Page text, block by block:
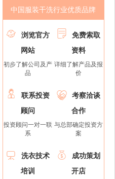
中国服装干洗行业优质品牌

浏览官方
网站
初步了解公司及产
品

免费索取
资料
详细了解产品及报
价

联系投资
顾问
投资顾问一对一联
系

考察洽谈
合作
与总部确定投资方
案

洗衣技术
培训

成功策划
开店